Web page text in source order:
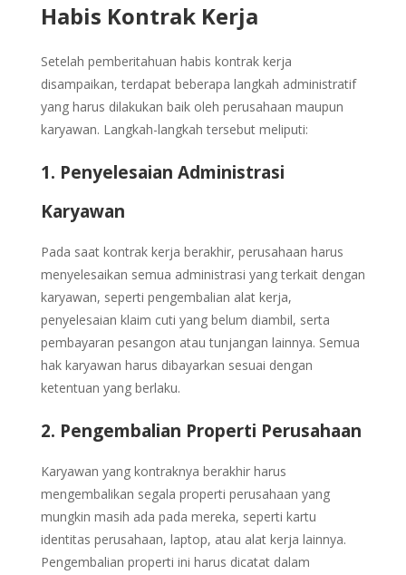
Habis Kontrak Kerja
Setelah pemberitahuan habis kontrak kerja
disampaikan, terdapat beberapa langkah administratif
yang harus dilakukan baik oleh perusahaan maupun
karyawan. Langkah-langkah tersebut meliputi:
1. Penyelesaian Administrasi
Karyawan
Pada saat kontrak kerja berakhir, perusahaan harus
menyelesaikan semua administrasi yang terkait dengan
karyawan, seperti pengembalian alat kerja,
penyelesaian klaim cuti yang belum diambil, serta
pembayaran pesangon atau tunjangan lainnya. Semua
hak karyawan harus dibayarkan sesuai dengan
ketentuan yang berlaku.
2. Pengembalian Properti Perusahaan
Karyawan yang kontraknya berakhir harus
mengembalikan segala properti perusahaan yang
mungkin masih ada pada mereka, seperti kartu
identitas perusahaan, laptop, atau alat kerja lainnya.
Pengembalian properti ini harus dicatat dalam